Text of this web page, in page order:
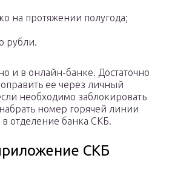
на протяжении полугода;
рубли.
и в онлайн-банке. Достаточно
ее через личный
необходимо заблокировать
номер горячей линии
в отделение банка СКБ.
СКБ